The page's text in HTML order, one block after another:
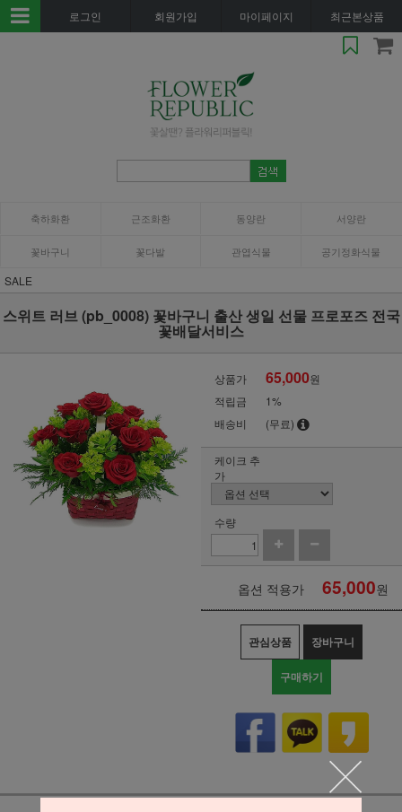
로그인 회원가입 마이페이지 최근본상품
축하화환 근조화환 동양란 서양란
꽃바구니 꽃다발 관엽식물 공기정화식물
SALE
스위트 러브 (pb_0008) 꽃바구니 출산 생일 선물 프로포즈 전국
꽃배달서비스
상품가 65,000원
적립금
1%
배송비
(무료)
케이크 추
가
수량
옵션 적용가 65,000원
관심상품 장바구니
구매하기